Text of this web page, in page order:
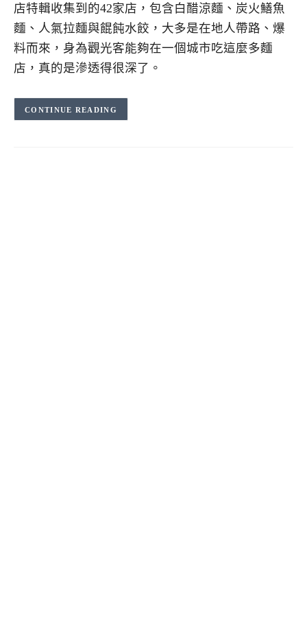
店特輯收集到的42家店，包含白醋涼麵、炭火鱔魚
麵、人氣拉麵與餛飩水餃，大多是在地人帶路、爆
料而來，身為觀光客能夠在一個城市吃這麼多麵
店，真的是滲透得很深了。
CONTINUE READING